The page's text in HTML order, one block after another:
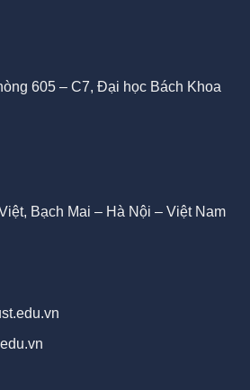
605 – C7, Đại học Bách Khoa
Bạch Mai – Hà Nội – Việt Nam